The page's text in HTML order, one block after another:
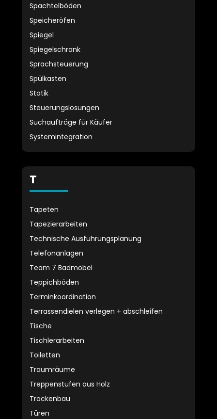
Spachtelböden
Speicheröfen
Spiegel
Spiegelschrank
Sprachsteuerung
Spülkasten
Statik
Steuerungslösungen
Suchaufträge für Käufer
Systemintegration
T
Tapeten
Tapezierarbeiten
Technische Ausführungsplanung
Telefonanlagen
Team 7 Badmöbel
Teppichböden
Terminkoordination
Terrassendielen verlegen + abschleifen
Tische
Tischlerarbeiten
Toiletten
Traumräume
Treppenstufen aus Holz
Trockenbau
Türen